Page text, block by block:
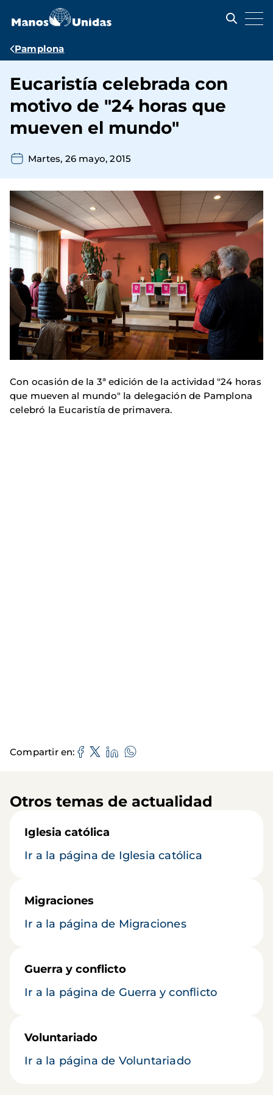
contenido
Ruta
navegación
Pamplona
Eucaristía celebrada con
motivo de "24 horas que
mueven el mundo"
Martes, 26 mayo, 2015
Con ocasión de la 3ª edición de la actividad "24 horas
que mueven al mundo" la delegación de Pamplona
celebró la Eucaristía de primavera.
Compartir en
Otros temas de actualidad
Iglesia católica
Ir a la página de Iglesia católica
Migraciones
Ir a la página de Migraciones
Guerra y conflicto
Ir a la página de Guerra y conflicto
Voluntariado
Ir a la página de Voluntariado